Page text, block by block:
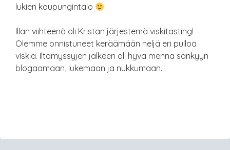
lukien kaupungintalo
Illan viihteenä oli Kristan järjestemä viskitasting!
Olemme onnistuneet keräämään neljä eri pulloa
viskiä. Iltamyssyjen jälkeen oli hyvä mennä sänkyyn
blogaamaan, lukemaan ja nukkumaan.